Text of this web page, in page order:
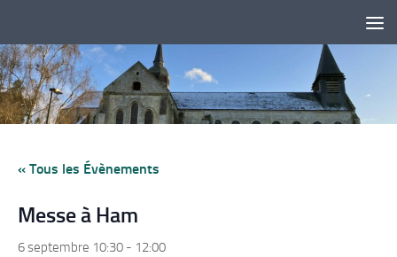
« Tous les Évènements
Messe à Ham
6 septembre 10:30 - 12:00